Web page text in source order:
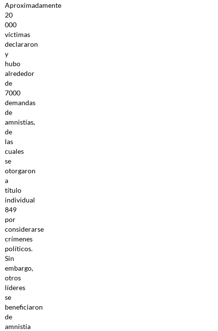
Aproximadamente
20
000
víctimas
declararon
y
hubo
alrededor
de
7000
demandas
de
amnistías,
de
las
cuales
se
otorgaron
a
título
individual
849
por
considerarse
crímenes
políticos.
Sin
embargo,
otros
líderes
se
beneficiaron
de
amnistía